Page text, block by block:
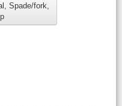
Spade/fork,